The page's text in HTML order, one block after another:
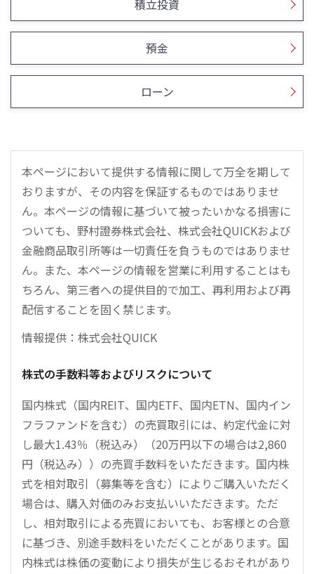
積立投資
預金
ローン
本ページにおいて提供する情報に関して万全を期して
おりますが、その内容を保証するものではありませ
ん。本ページの情報に基づいて被ったいかなる損害に
ついても、野村證券株式会社、株式会社QUICKおよび
金融商品取引所等は一切責任を負うものではありませ
ん。また、本ページの情報を営業に利用することはも
ちろん、第三者への提供目的で加工、再利用および再
配信することを固く禁じます。
情報提供：株式会社QUICK
株式の手数料等およびリスクについて
国内株式（国内REIT、国内ETF、国内ETN、国内イン
フラファンドを含む）の売買取引には、約定代金に対
し最大1.43％（税込み）（20万円以下の場合は2,860
円（税込み））の売買手数料をいただきます。国内株
式を相対取引（募集等を含む）によりご購入いただく
場合は、購入対価のみお支払いいただきます。ただ
し、相対取引による売買においても、お客様との合意
に基づき、別途手数料をいただくことがあります。国
内株式は株価の変動により損失が生じるおそれがあり